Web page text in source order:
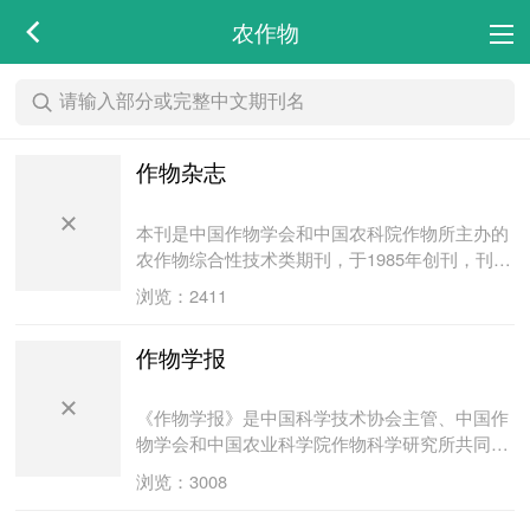
农作物
作物杂志
本刊是中国作物学会和中国农科院作物所主办的
农作物综合性技术类期刊，于1985年创刊，刊名
由方毅题字。该刊自创刊以来直以丰富多彩的内
容，生动流畅的叙述传播着作物科学知识，及时
展起到了桥梁和纽带作物。本刊融技术性、学术
研人员、农业大专院校师生、农业技术推广工作
者及农民朋友。
浏览：2411
作物学报
《作物学报》是中国科学技术协会主管、中国作
物学会和中国农业科学院作物科学研究所共同主
办、科学出版社出版的有关作物科学的学术期
刊。前身可追溯到1919年1月中华农学会创办的
浏览：3008